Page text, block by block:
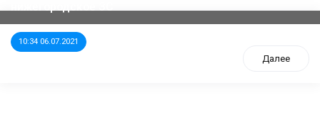
10:34 06.07.2021
Далее